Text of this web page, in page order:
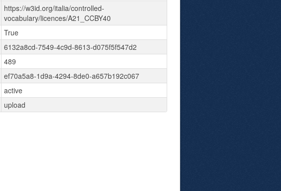
https://w3id.org/italia/controlled-
vocabulary/licences/A21_CCBY40
True
6132a8cd-7549-4c9d-8613-d075f5f547d2
489
ef70a5a8-1d9a-4294-8de0-a657b192c067
active
upload